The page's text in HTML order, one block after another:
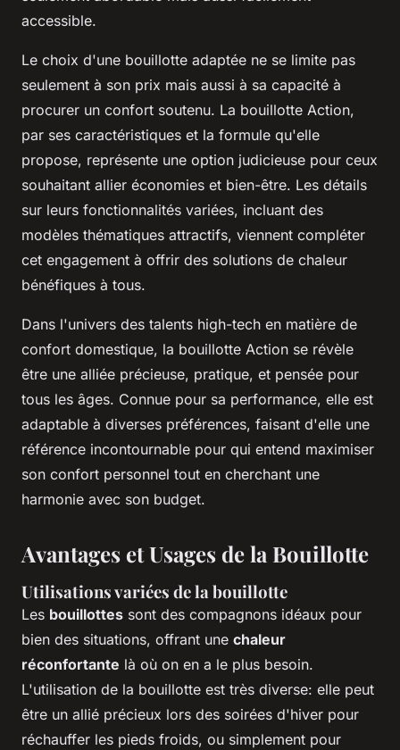
accessible.
Le choix d'une bouillotte adaptée ne se limite pas
seulement à son prix mais aussi à sa capacité à
procurer un confort soutenu. La bouillotte Action,
par ses caractéristiques et la formule qu'elle
propose, représente une option judicieuse pour ceux
souhaitant allier économies et bien-être. Les détails
sur leurs fonctionnalités variées, incluant des
modèles thématiques attractifs, viennent compléter
cet engagement à offrir des solutions de chaleur
bénéfiques à tous.
Dans l'univers des talents high-tech en matière de
confort domestique, la bouillotte Action se révèle
être une alliée précieuse, pratique, et pensée pour
tous les âges. Connue pour sa performance, elle est
adaptable à diverses préférences, faisant d'elle une
référence incontournable pour qui entend maximiser
son confort personnel tout en cherchant une
harmonie avec son budget.
Avantages et Usages de la Bouillotte
Utilisations variées de la bouillotte
Les bouillottes sont des compagnons idéaux pour
bien des situations, offrant une chaleur
réconfortante là où on en a le plus besoin.
L'utilisation de la bouillotte est très diverse: elle peut
être un allié précieux lors des soirées d'hiver pour
réchauffer les pieds froids, ou simplement pour